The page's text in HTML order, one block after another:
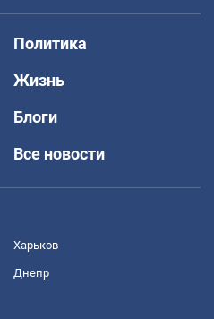
Политика
Жизнь
Блоги
Все новости
Харьков
Днепр